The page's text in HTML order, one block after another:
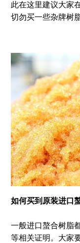
此在这里建议大家
切勿买一些杂牌树
如何买到原装进口
一般进口螯合树脂
等相关证明。大家